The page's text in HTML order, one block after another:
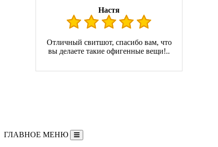
Настя
Отличный свитшот, спасибо вам, что
вы делаете такие офигенные вещи!..
ГЛАВНОЕ МЕНЮ